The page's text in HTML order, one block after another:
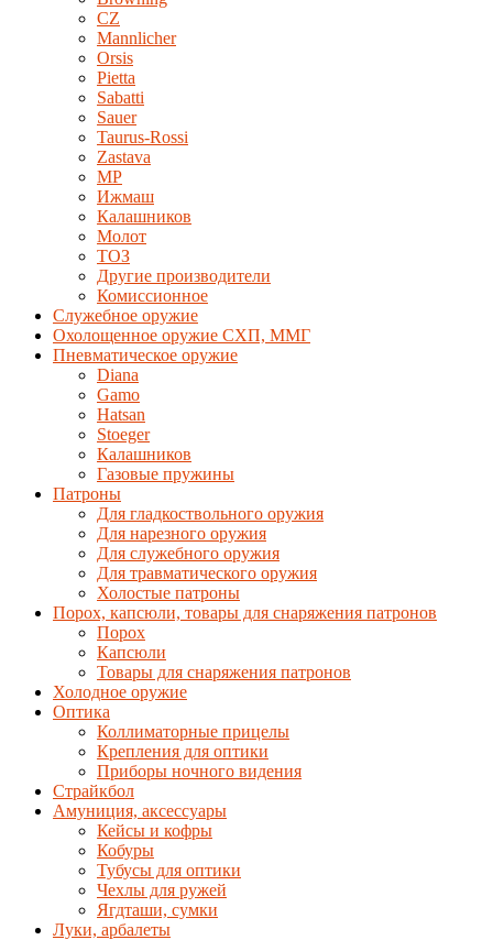
CZ
Mannlicher
Orsis
Pietta
Sabatti
Sauer
Taurus-Rossi
Zastava
MP
Ижмаш
Калашников
Молот
ТОЗ
Другие производители
Комиссионное
Служебное оружие
Охолощенное оружие СХП, ММГ
Пневматическое оружие
Diana
Gamo
Hatsan
Stoeger
Калашников
Газовые пружины
Патроны
Для гладкоствольного оружия
Для нарезного оружия
Для служебного оружия
Для травматического оружия
Холостые патроны
Порох, капсюли, товары для снаряжения патронов
Порох
Капсюли
Товары для снаряжения патронов
Холодное оружие
Оптика
Коллиматорные прицелы
Крепления для оптики
Приборы ночного видения
Страйкбол
Амуниция, аксессуары
Кейсы и кофры
Кобуры
Тубусы для оптики
Чехлы для ружей
Ягдташи, сумки
Луки, арбалеты